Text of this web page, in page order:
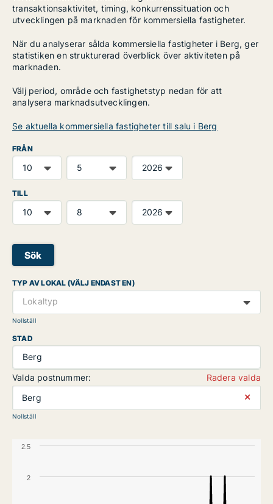
transaktionsaktivitet, timing, konkurrenssituation och
utvecklingen på marknaden för kommersiella fastigheter.
När du analyserar sålda kommersiella fastigheter i Berg, ger
statistiken en strukturerad överblick över aktiviteten på
marknaden.
Välj period, område och fastighetstyp nedan för att
analysera marknadsutvecklingen.
Se aktuella kommersiella fastigheter till salu i Berg
FRÅN
TILL
Sök
TYP AV LOKAL (VÄLJ ENDAST EN)
Lokaltyp
Nollställ
STAD
Berg
Valda postnummer:
Radera valda
Berg
⨯
Nollställ
2
2.5